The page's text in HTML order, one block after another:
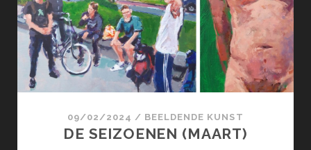
09/02/2024 / BEELDENDE KUNST
DE SEIZOENEN (MAART)